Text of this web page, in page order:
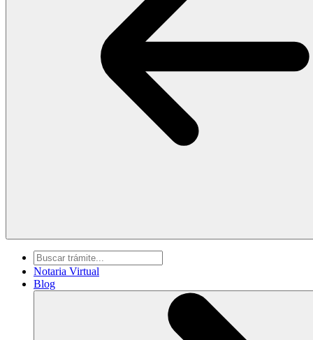
Notaria Virtual
Blog